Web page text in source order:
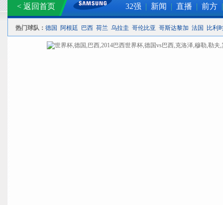
< 返回首页 32强 | 新闻 | 直播 | 前方 |
热门球队： 德国 阿根廷 巴西 荷兰 乌拉圭 哥伦比亚 哥斯达黎加 法国 比利